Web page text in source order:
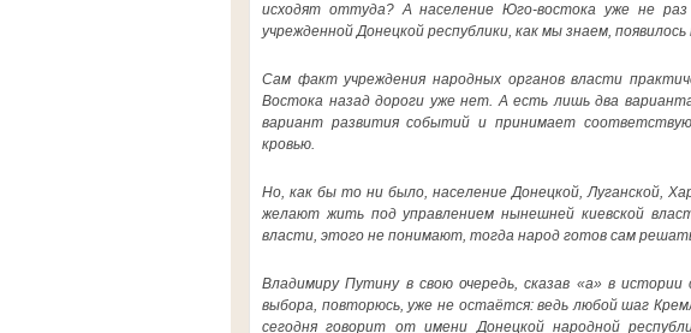
исходят оттуда? А население Юго-востока уже не
учрежденной Донецкой республики, как мы знаем, появилось
Сам факт учреждения народных органов власти
Востока назад дороги уже нет. А есть лишь два
вариант развития событий и принимает
кровью.
Но, как бы то ни было, население Донецкой, Луганской,
желают жить под управлением нынешней киевской
власти, этого не понимают, тогда народ готов сам решать
Владимиру Путину в свою очередь, сказав «а» в
выбора, повторюсь, уже не остаётся: ведь любой шаг
сегодня говорит от имени Донецкой народной